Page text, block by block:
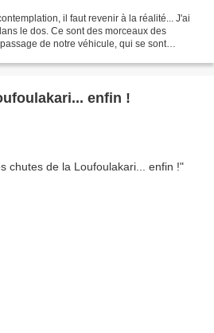
il faut revenir à la réalité... J'ai
le dos. Ce sont des morceaux des
de notre véhicule, qui se sont
enfin !